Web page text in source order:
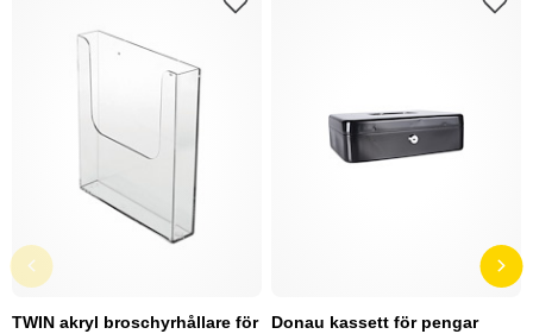
TWIN akryl broschyrhållare för
Donau kassett för pengar